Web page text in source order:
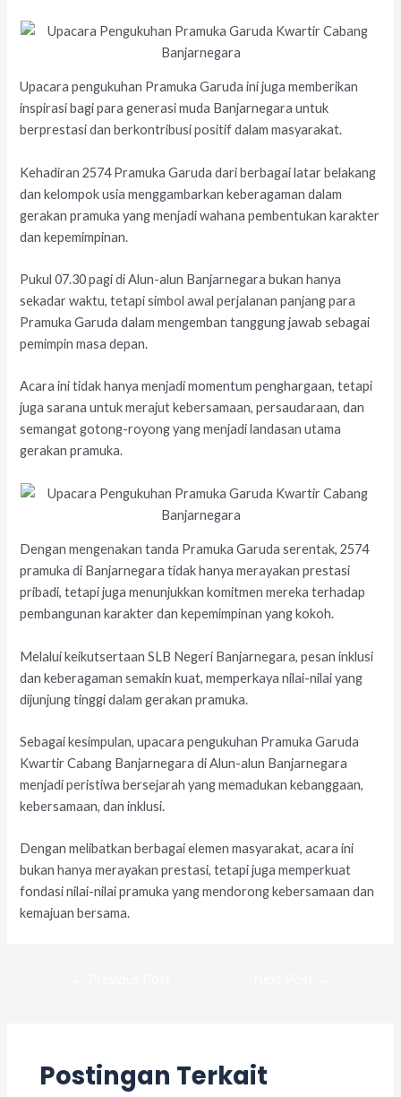
Upacara pengukuhan Pramuka Garuda ini juga memberikan
inspirasi bagi para generasi muda Banjarnegara untuk
berprestasi dan berkontribusi positif dalam masyarakat.
Kehadiran 2574 Pramuka Garuda dari berbagai latar belakang
dan kelompok usia menggambarkan keberagaman dalam
gerakan pramuka yang menjadi wahana pembentukan karakter
dan kepemimpinan.
Pukul 07.30 pagi di Alun-alun Banjarnegara bukan hanya
sekadar waktu, tetapi simbol awal perjalanan panjang para
Pramuka Garuda dalam mengemban tanggung jawab sebagai
pemimpin masa depan.
Acara ini tidak hanya menjadi momentum penghargaan, tetapi
juga sarana untuk merajut kebersamaan, persaudaraan, dan
semangat gotong-royong yang menjadi landasan utama
gerakan pramuka.
Dengan mengenakan tanda Pramuka Garuda serentak, 2574
pramuka di Banjarnegara tidak hanya merayakan prestasi
pribadi, tetapi juga menunjukkan komitmen mereka terhadap
pembangunan karakter dan kepemimpinan yang kokoh.
Melalui keikutsertaan SLB Negeri Banjarnegara, pesan inklusi
dan keberagaman semakin kuat, memperkaya nilai-nilai yang
dijunjung tinggi dalam gerakan pramuka.
Sebagai kesimpulan, upacara pengukuhan Pramuka Garuda
Kwartir Cabang Banjarnegara di Alun-alun Banjarnegara
menjadi peristiwa bersejarah yang memadukan kebanggaan,
kebersamaan, dan inklusi.
Dengan melibatkan berbagai elemen masyarakat, acara ini
bukan hanya merayakan prestasi, tetapi juga memperkuat
fondasi nilai-nilai pramuka yang mendorong kebersamaan dan
kemajuan bersama.
Postingan Terkait